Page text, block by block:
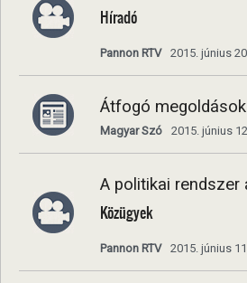
Híradó
Pannon RTV 2015. június
Átfogó
Magyar Szó 2015. június
A politikai rendszer
Közügyek
Pannon RTV 2015. június